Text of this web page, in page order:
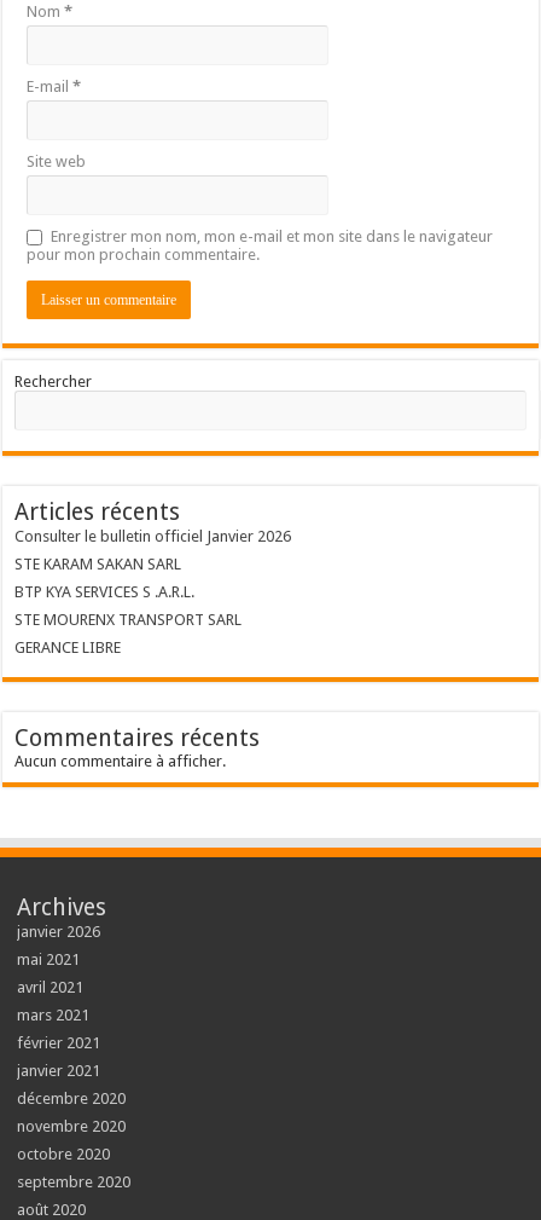
Nom*
E-mail*
Site web
Enregistrer mon nom, mon e-mail et mon site dans le navigateur
pour mon prochain commentaire.
Rechercher
Articles récents
Consulter le bulletin officiel Janvier 2026
STE KARAM SAKAN SARL
BTP KYA SERVICES S .A.R.L.
STE MOURENX TRANSPORT SARL
GERANCE LIBRE
Commentaires récents
Aucun commentaire à afficher.
Archives
janvier 2026
mai 2021
avril 2021
mars 2021
février 2021
janvier 2021
décembre 2020
novembre 2020
octobre 2020
septembre 2020
août 2020